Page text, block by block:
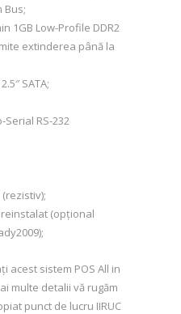
Bus;
1GB Low-Profile DDR2
extinderea până la
SATA;
Serial RS-232
(opțional
acest sistem POS All in
multe detalii vă rugăm
punct de lucru IIRUC